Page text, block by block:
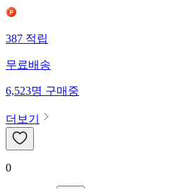
387적립
무료배송
6,523명구매중
더보기
0